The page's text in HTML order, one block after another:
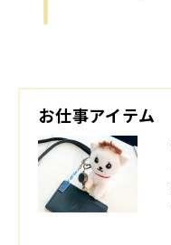
お仕事アイテム